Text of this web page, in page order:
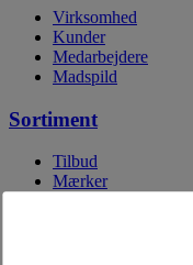
Virksomhed
Kunder
Medarbejdere
Madspild
Sortiment
Tilbud
Mærker